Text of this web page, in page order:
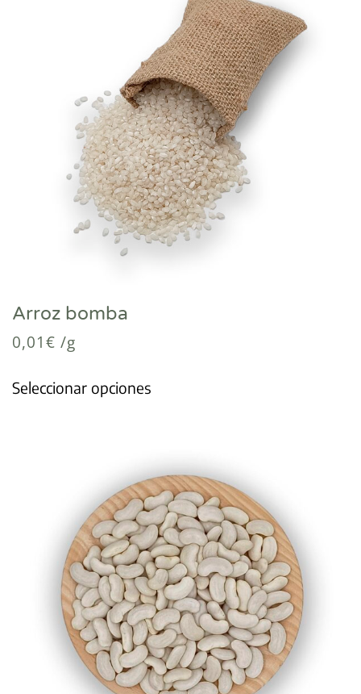
Arroz bomba
0,01€ /g
Seleccionar opciones